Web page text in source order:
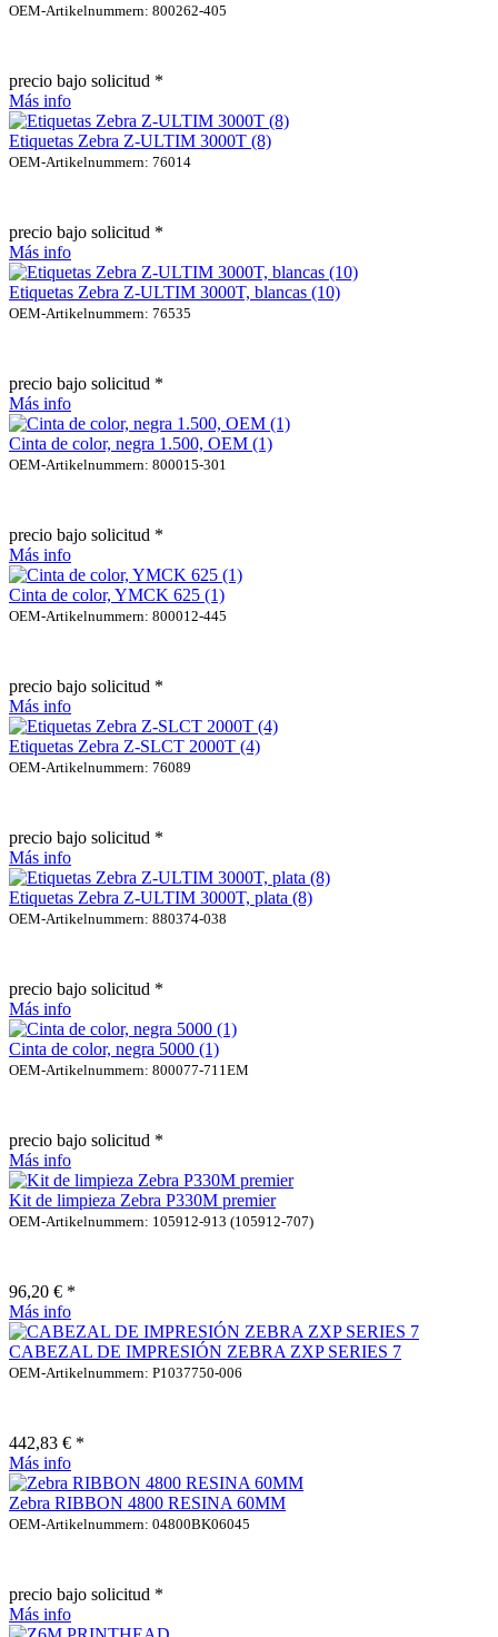
OEM-Artikelnummern: 800262-405
precio bajo solicitud *
Más info
Etiquetas Zebra Z-ULTIM 3000T (8)
OEM-Artikelnummern: 76014
precio bajo solicitud *
Más info
Etiquetas Zebra Z-ULTIM 3000T, blancas (10)
OEM-Artikelnummern: 76535
precio bajo solicitud *
Más info
Cinta de color, negra 1.500, OEM (1)
OEM-Artikelnummern: 800015-301
precio bajo solicitud *
Más info
Cinta de color, YMCK 625 (1)
OEM-Artikelnummern: 800012-445
precio bajo solicitud *
Más info
Etiquetas Zebra Z-SLCT 2000T (4)
OEM-Artikelnummern: 76089
precio bajo solicitud *
Más info
Etiquetas Zebra Z-ULTIM 3000T, plata (8)
OEM-Artikelnummern: 880374-038
precio bajo solicitud *
Más info
Cinta de color, negra 5000 (1)
OEM-Artikelnummern: 800077-711EM
precio bajo solicitud *
Más info
Kit de limpieza Zebra P330M premier
OEM-Artikelnummern: 105912-913 (105912-707)
96,20 € *
Más info
CABEZAL DE IMPRESIÓN ZEBRA ZXP SERIES 7
OEM-Artikelnummern: P1037750-006
442,83 € *
Más info
Zebra RIBBON 4800 RESINA 60MM
OEM-Artikelnummern: 04800BK06045
precio bajo solicitud *
Más info